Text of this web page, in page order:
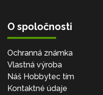
O spoločnosti
Ochranná známka
Vlastná výroba
Náš Hobbytec tím
Kontaktné údaje